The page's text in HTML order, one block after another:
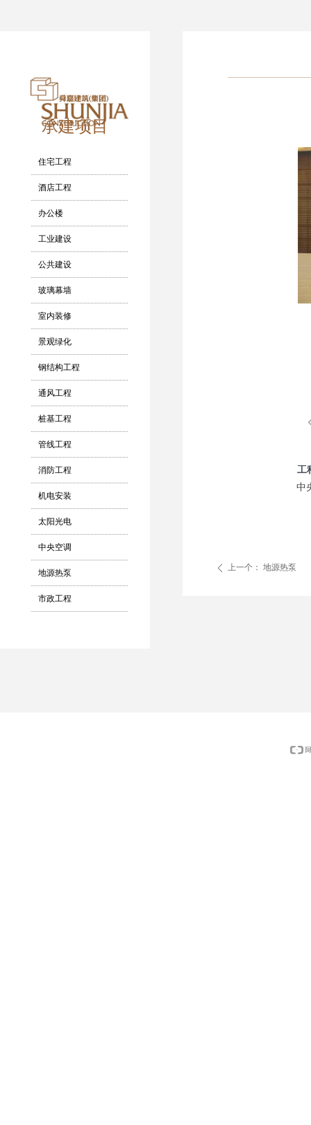
ꄴ 上一个： 地源热泵
中
工
住宅工程
酒店工程
办公楼
工业建设
公共建设
玻璃幕墙
室内装修
景观绿化
钢结构工程
通风工程
桩基工程
管线工程
消防工程
机电安装
太阳光电
中央空调
地源热泵
市政工程
承建项目